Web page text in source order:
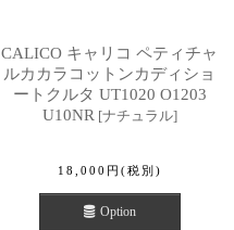
CALICO キャリコ ペティチャ
ルカカラコットンカディショ
ートクルタ UT1020 O1203
U10NR [ナチュラル]
18,000 円 (税別)
Option